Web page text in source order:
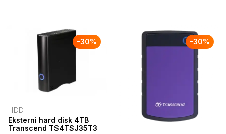
-30%
HDD
Eksterni hard disk 4TB
Transcend TS4TSJ35T3
-30%